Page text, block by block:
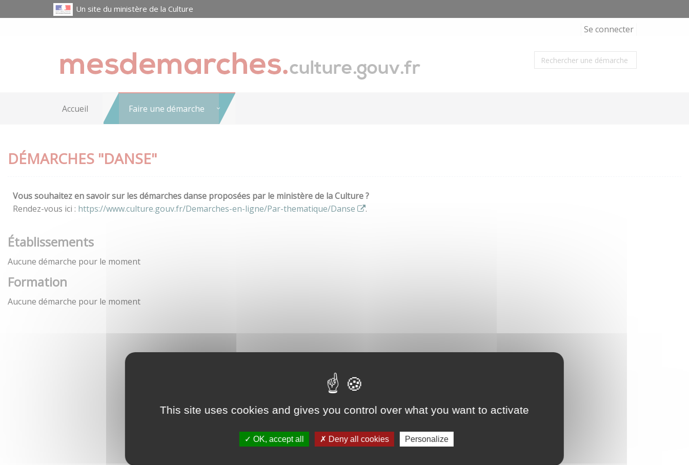
This site uses cookies and gives you control over what you want to activate
OK, accept all Deny all cookies Personalize
Un site du ministère de la Culture
Se connecter
Accueil Faire une démarche
DÉMARCHES "DANSE"
Vous souhaitez en savoir sur les démarches danse proposées par le ministère de la Culture ?
Rendez-vous ici : https://www.culture.gouv.fr/Demarches-en-ligne/Par-thematique/Danse .
Établissements
Aucune démarche pour le moment
Formation
Aucune démarche pour le moment